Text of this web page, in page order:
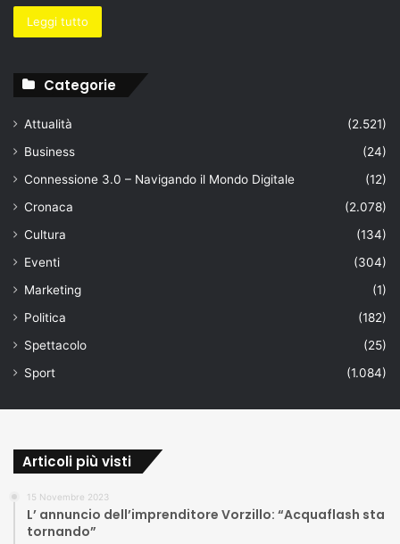
Leggi tutto
Categorie
Attualità
(2.521)
Business
(24)
Connessione 3.0 – Navigando il Mondo Digitale
(12)
Cronaca
(2.078)
Cultura
(134)
Eventi
(304)
Marketing
(1)
Politica
(182)
Spettacolo
(25)
Sport
(1.084)
Articoli più visti
15 Novembre 2023
L’ annuncio dell’imprenditore Vorzillo: “Acquaflash sta
tornando”